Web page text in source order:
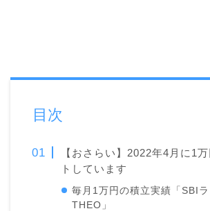
目次
【おさらい】2022年4月に1
トしています
毎月1万円の積立実績「SBI
THEO」